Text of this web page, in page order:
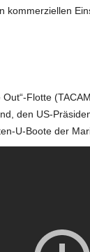
kommerziellen
Out“-Flotte
den US-
U-Boote der